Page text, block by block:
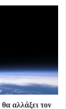
αλλάξει τον